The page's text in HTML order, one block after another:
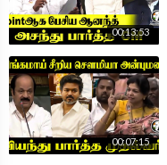
00:13:53
00:07:15